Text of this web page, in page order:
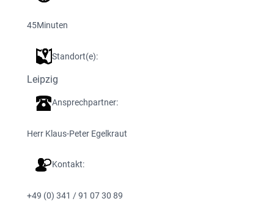
45Minuten
Standort(e):
Leipzig
Ansprechpartner:
Herr Klaus-Peter Egelkraut
Kontakt:
+49 (0) 341 / 91 07 30 89